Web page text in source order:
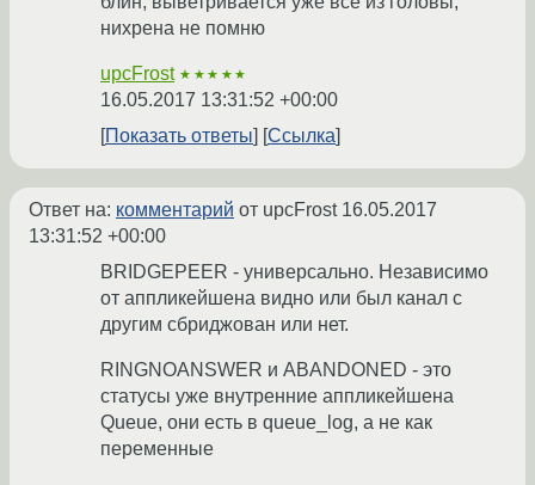
нихрена не помню
upcFrost ★★★★★
16.05.2017 13:31:52 +00:00
Показать ответы
Ссылка
Ответ на: комментарий от upcFrost 16.05.2017
13:31:52 +00:00
BRIDGEPEER - универсально. Независимо
от аппликейшена видно или был канал с
другим сбриджован или нет.
RINGNOANSWER и ABANDONED - это
статусы уже внутренние аппликейшена
Queue, они есть в queue_log, а не как
переменные